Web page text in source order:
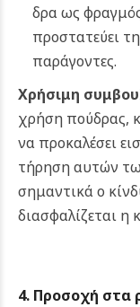
δρα ως
προστατεύει
παράγοντες.
Χρήσιμη
χρήση πούδρας,
να προκαλέσει
τήρηση αυτών
σημαντικά ο
διασφαλίζεται
4. Προσοχή στα